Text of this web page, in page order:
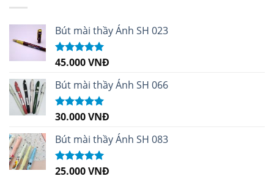
Bút mài thầy Ánh SH 023
Được xếp
sao
45.000VNĐ
Bút mài thầy Ánh SH 066
Được xếp
sao
30.000VNĐ
Bút mài thầy Ánh SH 083
Được xếp
25.000VNĐ